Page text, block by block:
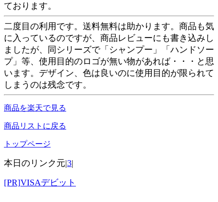
ております。
二度目の利用です。送料無料は助かります。商品も気
に入っているのですが、商品レビューにも書き込みし
ましたが、同シリーズで「シャンプー」「ハンドソー
プ」等、使用目的のロゴが無い物があれば・・・と思
います。デザイン、色は良いのに使用目的が限られて
しまうのは残念です。
商品を楽天で見る
商品リストに戻る
トップページ
本日のリンク元|3|
[PR]VISAデビット